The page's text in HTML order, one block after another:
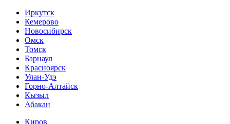
Иркутск
Кемерово
Новосибирск
Омск
Томск
Барнаул
Красноярск
Улан-Удэ
Горно-Алтайск
Кызыл
Абакан
Киров